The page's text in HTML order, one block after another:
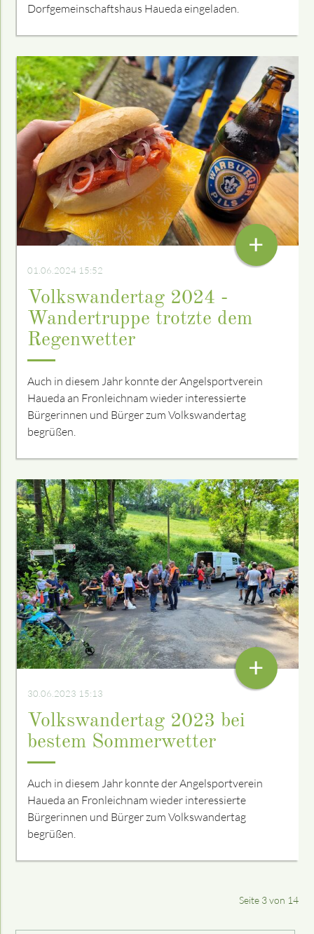
Dorfgemeinschaftshaus Haueda eingeladen.
01.06.2024 15:52
Volkswandertag 2024 -
Wandertruppe trotzte dem
Regenwetter
Auch in diesem Jahr konnte der Angelsportverein
Haueda an Fronleichnam wieder interessierte
Bürgerinnen und Bürger zum Volkswandertag
begrüßen.
+
30.06.2023 15:13
Volkswandertag 2023 bei
bestem Sommerwetter
Auch in diesem Jahr konnte der Angelsportverein
Haueda an Fronleichnam wieder interessierte
Bürgerinnen und Bürger zum Volkswandertag
begrüßen.
+
Seite 3 von 14